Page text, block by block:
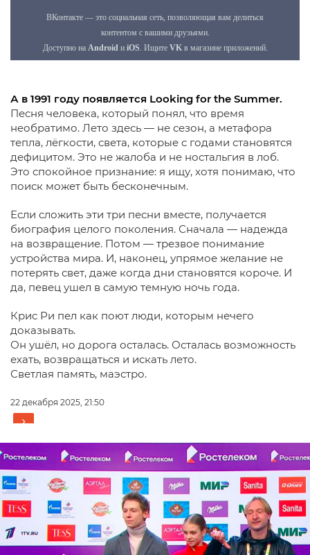
А в 1991 году появляется Looking for the Summer.
Песня человека, который понял, что время
необратимо. Лето здесь — не сезон, а метафора
тепла, лёгкости, света, которые с годами становятся
дефицитом. Это не жалоба и не ностальгия в лоб.
Это спокойное признание: я ищу, хотя понимаю, что
поиск может быть бесконечным.
Если сложить эти три песни вместе, получается
биография целого поколения. Сначала — надежда
на возвращение. Потом — трезвое понимание
устройства мира. И, наконец, упрямое желание не
потерять свет, даже когда дни становятся короче. И
да, певец ушел в самую темную ночь года.
Крис Ри пел как поют люди, которым нечего
доказывать.
Он ушёл, но дорога осталась. Осталась возможность
ехать, возвращаться и искать лето.
Светлая память, маэстро.
22 декабря 2025, 21:50